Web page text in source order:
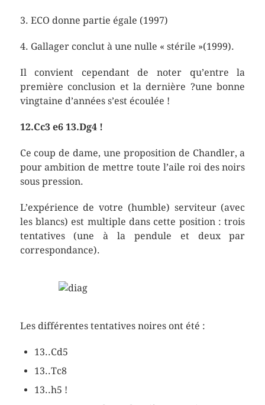
3. ECO donne partie égale (1997)
4. Gallager conclut à une nulle « stérile »(1999).
Il convient cependant de noter qu’entre la
première conclusion et la dernière ?une bonne
vingtaine d’années s’est écoulée !
12.Cc3 e6 13.Dg4 !
Ce coup de dame, une proposition de Chandler, a
pour ambition de mettre toute l’aile roi des noirs
sous pression.
L’expérience de votre (humble) serviteur (avec
les blancs) est multiple dans cette position : trois
tentatives (une à la pendule et deux par
correspondance).
Les différentes tentatives noires ont été :
13..Cd5
13..Tc8
13..h5 !